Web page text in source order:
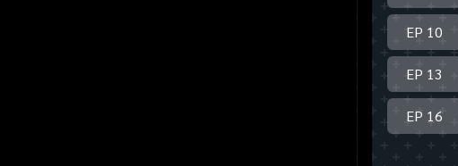
EP 10
EP 13
EP 16